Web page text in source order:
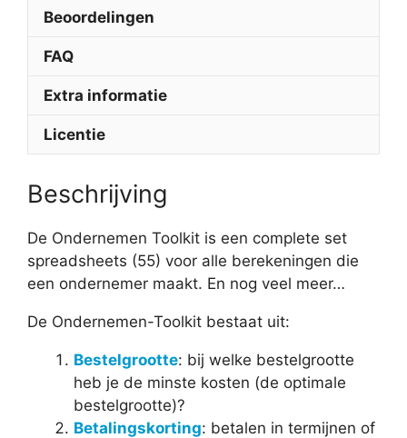
Beoordelingen
FAQ
Extra informatie
Licentie
Beschrijving
De Ondernemen Toolkit is een complete set
spreadsheets (55) voor alle berekeningen die
een ondernemer maakt. En nog veel meer…
De Ondernemen-Toolkit bestaat uit:
Bestelgrootte: bij welke bestelgrootte
heb je de minste kosten (de optimale
bestelgrootte)?
Betalingskorting: betalen in termijnen of